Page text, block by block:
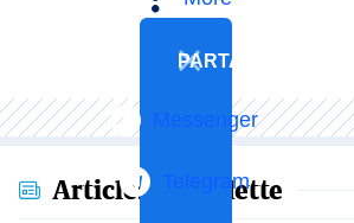
PARTAGER
Messenger
Telegram
Articles en vedette